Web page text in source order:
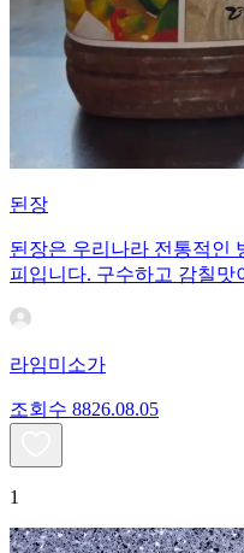
된장
된장은 우리나라 전통적인
피입니다. 구수하고 감칠맛
라임미소가
조회수 8826.08.05
1